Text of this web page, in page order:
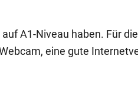
A1-Niveau haben. Für
eine gute